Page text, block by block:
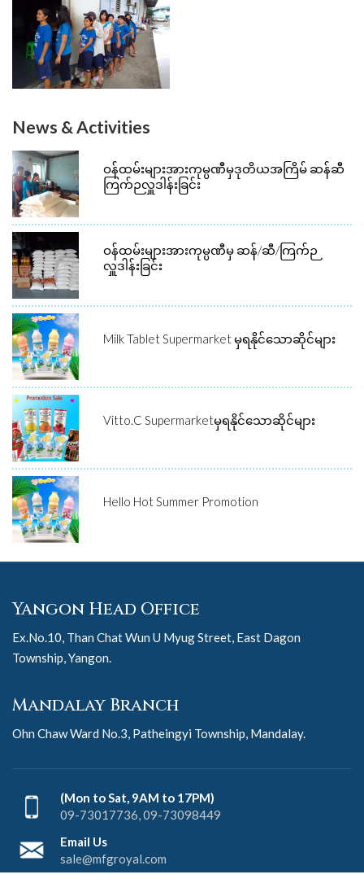
News & Activities
ဝန်ထမ်းများအားကုမ္ပဏီမှဒုတိယအကြိမ် ဆန်ဆီ
ကြက်ဉလှူဒါန်းခြင်း
ဝန်ထမ်းများအားကုမ္ပဏီမှ ဆန်/ဆီ/ကြက်ဉ
လှူဒါန်းခြင်း
Milk Tablet Supermarket မှရနိုင်သောဆိုင်များ
Vitto.C Supermarketမှရနိုင်သောဆိုင်များ
Hello Hot Summer Promotion
Yangon Head Office
Ex.No.10, Than Chat Wun U Myug Street, East Dagon
Township, Yangon.
Mandalay Branch
Ohn Chaw Ward No.3, Patheingyi Township, Mandalay.
(Mon to Sat, 9AM to 17PM)
09-73017736, 09-73098449
Email Us
sale@mfgroyal.com